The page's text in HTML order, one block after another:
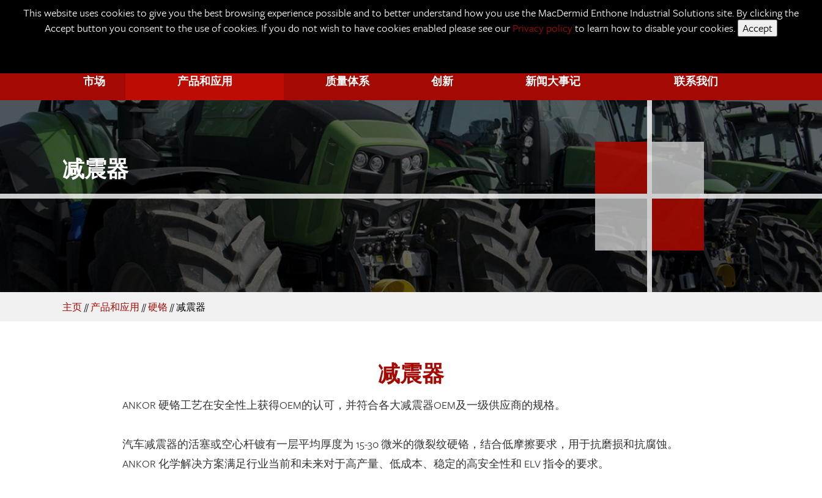
This website uses cookies to give you the best browsing experience possible and to better understand how you use the MacDermid Enthone Industrial Solutions site. By clicking the
Accept button you consent to the use of cookies. If you do not wish to have cookies enabled please see ourPrivacy policyto learn how to disable your cookies. Accept
关于我们
市场 产品和应用 质量体系 创新 新闻大事记 联系我们
减震器
主页// 产品和应用 //硬铬 //减震器
减震器
ANKOR 硬铬工艺在安全性上获得OEM的认可，并符合各大减震器OEM及一级供应商的规格。
汽车减震器的活塞或空心杆镀有一层平均厚度为 15-30 微米的微裂纹硬铬，结合低摩擦要求，用于抗磨损和抗腐蚀。
ANKOR 化学解决方案满足行业当前和未来对于高产量、低成本、稳定的高安全性和 ELV 指令的要求。